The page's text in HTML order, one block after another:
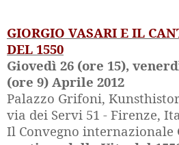
GIORGIO VASARI E IL
DEL 1550
Giovedì 26 (ore 15),
(ore 9) Aprile 2012
Palazzo Grifoni,
via dei Servi 51 - Firenze,
Il Convegno internazionale